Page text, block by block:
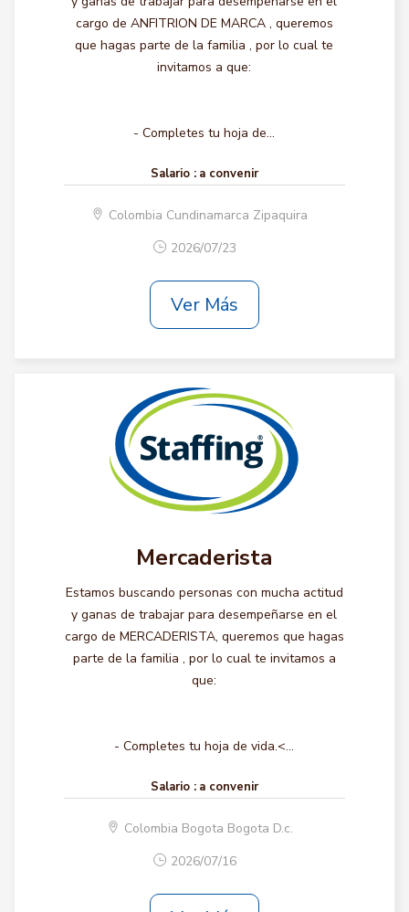
cargo de ANFITRION DE MARCA , queremos
que hagas parte de la familia , por lo cual te
invitamos a que:
- Completes tu hoja de...
Salario : a convenir
Colombia Cundinamarca Zipaquira
2026/07/23
Ver Más
Mercaderista
Estamos buscando personas con mucha actitud
y ganas de trabajar para desempeñarse en el
cargo de MERCADERISTA, queremos que hagas
parte de la familia , por lo cual te invitamos a
que:
- Completes tu hoja de vida.<...
Salario : a convenir
Colombia Bogota Bogota D.c.
2026/07/16